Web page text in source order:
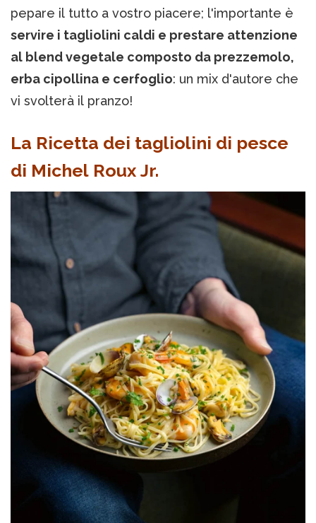
pepare il tutto a vostro piacere; l'importante è
servire i tagliolini caldi e prestare attenzione
al blend vegetale composto da prezzemolo,
erba cipollina e cerfoglio: un mix d'autore che
vi svolterà il pranzo!
La Ricetta dei tagliolini di pesce
di Michel Roux Jr.